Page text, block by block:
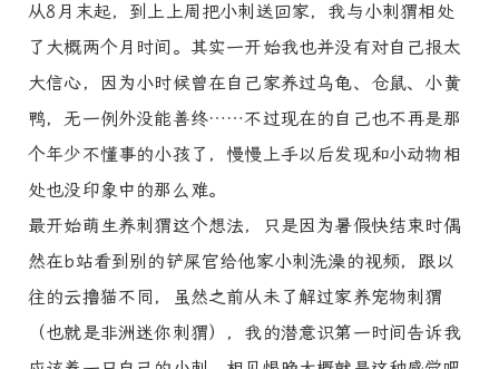
从8月末起，到上上周把小刺送回家，我与小刺猬相处
了大概两个月时间。其实一开始我也并没有对自己报太
大信心，因为小时候曾在自己家养过乌龟、仓鼠、小黄
鸭，无一例外没能善终……不过现在的自己也不再是那
个年少不懂事的小孩了，慢慢上手以后发现和小动物相
处也没印象中的那么难。
最开始萌生养刺猬这个想法，只是因为暑假快结束时偶
然在b站看到别的铲屎官给他家小刺洗澡的视频，跟以
往的云撸猫不同，虽然之前从未了解过家养宠物刺猬
（也就是非洲迷你刺猬），我的潜意识第一时间告诉我